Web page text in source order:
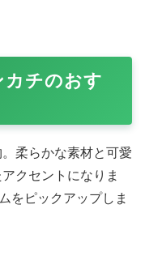
チのおす
柔らかな素材と可愛
クセントになりま
をピックアップしま